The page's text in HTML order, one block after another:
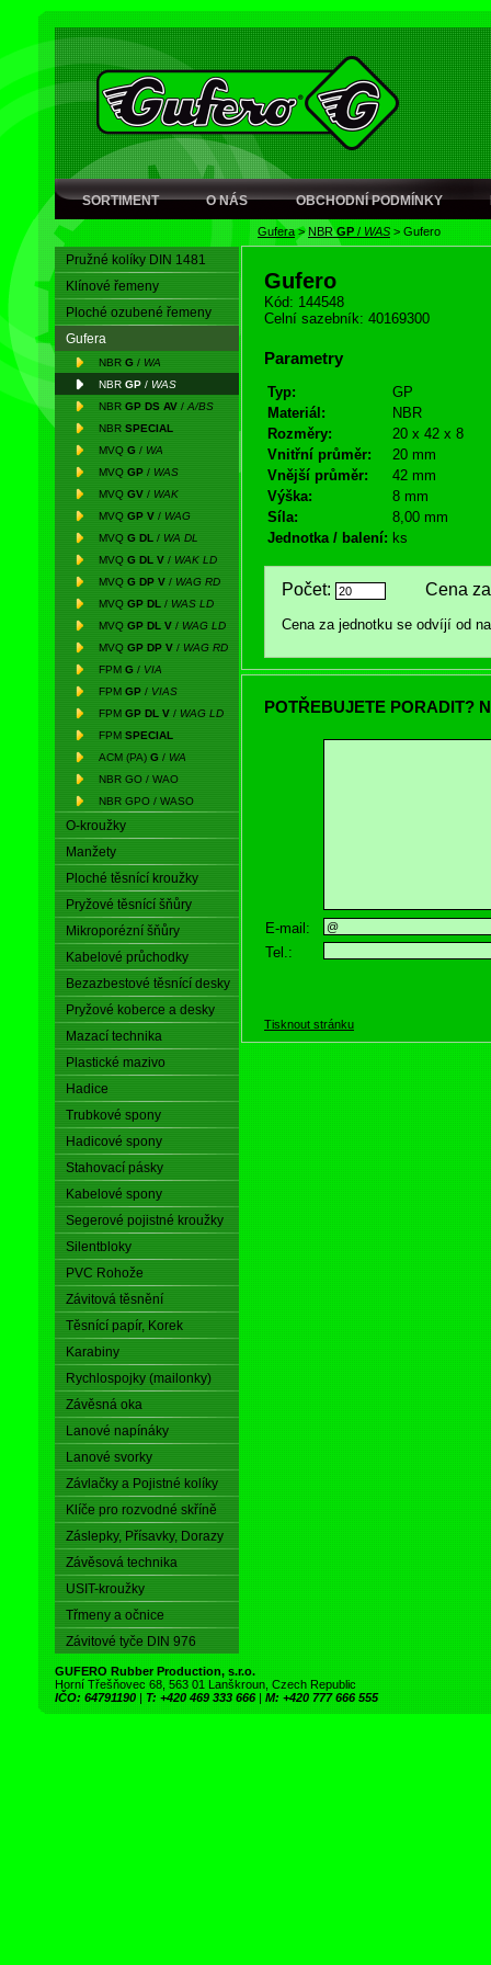
SORTIMENT O NÁS OBCHODNÍ PODMÍNKY
Gufera> NBRGP / WAS > Gufero
Pružné kolíky DIN 1481
Klínové řemeny
Ploché ozubené řemeny
Gufera
NBR G / WA
NBR GP / WAS
NBR GP DS AV / A/BS
NBR SPECIAL
MVQ G / WA
MVQ GP / WAS
MVQ GV / WAK
MVQ GP V / WAG
MVQ G DL / WA DL
MVQ G DL V / WAK LD
MVQ G DP V / WAG RD
MVQ GP DL / WAS LD
MVQ GP DL V / WAG LD
MVQ GP DP V / WAG RD
FPM G / VIA
FPM GP / VIAS
FPM GP DL V / WAG LD
FPM SPECIAL
ACM (PA) G / WA
NBR GO / WAO
NBR GPO / WASO
O-kroužky
Manžety
Ploché těsnící kroužky
Pryžové těsnící šňůry
Mikroporézní šňůry
Kabelové průchodky
Bezazbestové těsnící desky
Pryžové koberce a desky
Mazací technika
Plastické mazivo
Hadice
Trubkové spony
Hadicové spony
Stahovací pásky
Kabelové spony
Segerové pojistné kroužky
Silentbloky
PVC Rohože
Závitová těsnění
Těsnící papír, Korek
Karabiny
Rychlospojky (mailonky)
Závěsná oka
Lanové napínáky
Lanové svorky
Závlačky a Pojistné kolíky
Klíče pro rozvodné skříně
Záslepky, Přísavky, Dorazy
Závěsová technika
USIT-kroužky
Třmeny a očnice
Závitové tyče DIN 976
Gufero
Kód: 144548
Celní sazebník: 40169300
Parametry
Typ:
GP
Materiál:
NBR
Rozměry:
20 x 42 x 8
Vnitřní průměr:
20 mm
Vnější průměr:
42 mm
Výška:
8 mm
Síla:
8,00 mm
Jednotka / balení: ks
Počet: Cena za
Cena za jednotku se odvíjí od
POTŘEBUJETE PORADIT?
E-mail:
Tel.:
Tisknout stránku
GUFERO Rubber Production, s.r.o.
Horní Třešňovec 68, 563 01 Lanškroun, Czech Republic
IČO: 64791190 | T: +420 469 333 666 | M: +420 777 666 555